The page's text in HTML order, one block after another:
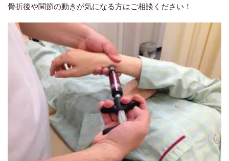
骨折後や関節の動きが気になる方はご相談ください！